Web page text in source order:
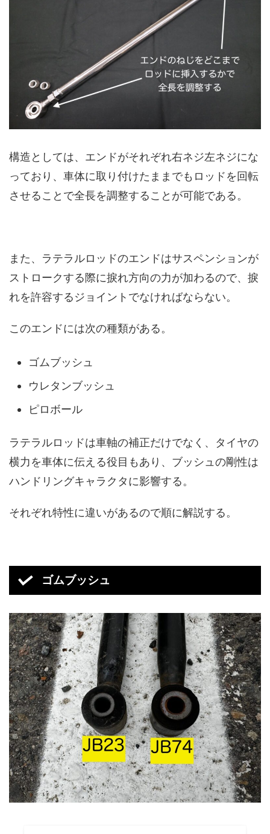
構造としては、エンドがそれぞれ右ネジ左ネジにな
っており、車体に取り付けたままでもロッドを回転
させることで全長を調整することが可能である。
また、ラテラルロッドのエンドはサスペンションが
ストロークする際に捩れ方向の力が加わるので、捩
れを許容するジョイントでなければならない。
このエンドには次の種類がある。
ゴムブッシュ
ウレタンブッシュ
ピロボール
ラテラルロッドは車軸の補正だけでなく、タイヤの
横力を車体に伝える役目もあり、ブッシュの剛性は
ハンドリングキャラクタに影響する。
それぞれ特性に違いがあるので順に解説する。
ゴムブッシュ